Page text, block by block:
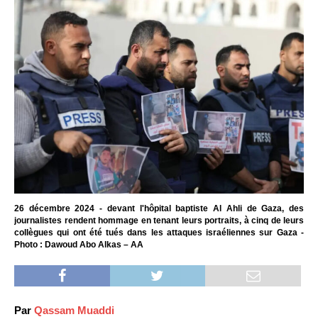
26 décembre 2024 - devant l'hôpital baptiste Al Ahli de Gaza, des
journalistes rendent hommage en tenant leurs portraits, à cinq de leurs
collègues qui ont été tués dans les attaques israéliennes sur Gaza -
Photo : Dawoud Abo Alkas – AA
Par Qassam Muaddi